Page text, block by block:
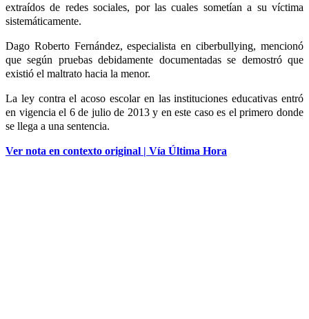
extraídos de redes sociales, por las cuales sometían a su víctima
sistemáticamente.
Dago Roberto Fernández, especialista en ciberbullying, mencionó
que según pruebas debidamente documentadas se demostró que
existió el maltrato hacia la menor.
La ley contra el acoso escolar en las instituciones educativas entró
en vigencia el 6 de julio de 2013 y en este caso es el primero donde
se llega a una sentencia.
Ver nota en contexto original | Vía Última Hora